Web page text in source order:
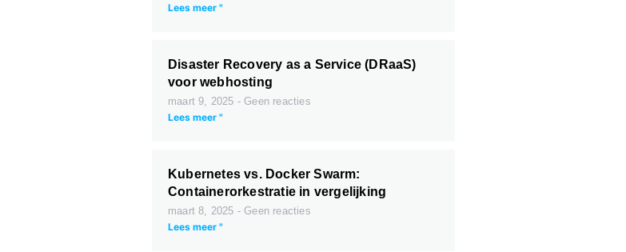
Lees meer "
Disaster Recovery as a Service (DRaaS)
voor webhosting
maart 9, 2025
Geen reacties
Lees meer "
Kubernetes vs. Docker Swarm:
Containerorkestratie in vergelijking
maart 8, 2025
Geen reacties
Lees meer "